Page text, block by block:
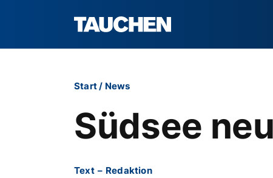
Start/ News
Südsee
Text – Redaktion